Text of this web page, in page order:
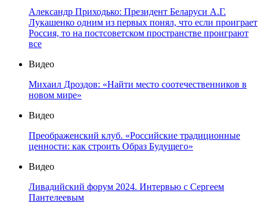
Александр Приходько: Президент Беларуси А.Г.
Лукашенко одним из первых понял, что если проиграет
Россия, то на постсоветском пространстве проиграют
все
Видео
Михаил Дроздов: «Найти место соотечественников в
новом мире»
Видео
Преображенский клуб. «Российские традиционные
ценности: как строить Образ Будущего»
Видео
Ливадийский форум 2024. Интервью с Сергеем
Пантелеевым